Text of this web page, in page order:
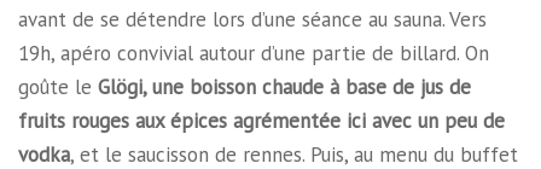
avant de se détendre lors d’une séance au sauna. Vers
19h, apéro convivial autour d’une partie de billard. On
goûte le Glögi, une boisson chaude à base de jus de
fruits rouges aux épices agrémentée ici avec un peu de
vodka, et le saucisson de rennes. Puis, au menu du buffet